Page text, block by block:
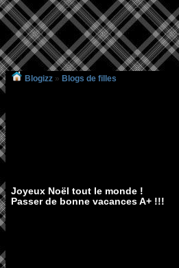
Blogizz » Blogs de filles
Joyeux Noël tout le monde !
Passer de bonne vacances A+ !!!